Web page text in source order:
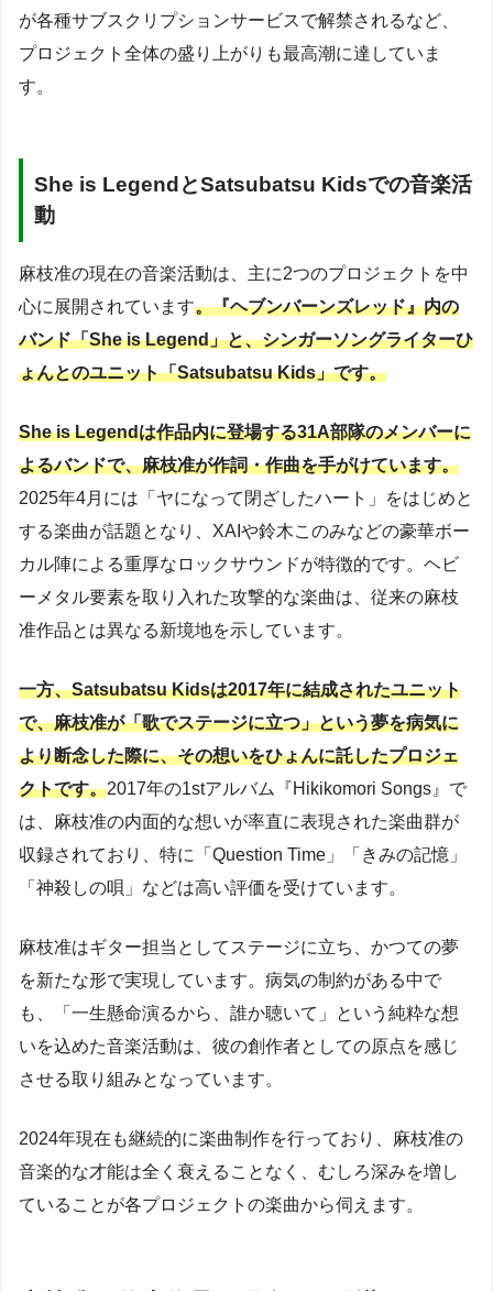
が各種サブスクリプションサービスで解禁されるなど、
プロジェクト全体の盛り上がりも最高潮に達していま
す。
She is LegendとSatsubatsu Kidsでの音楽活
動
麻枝准の現在の音楽活動は、主に2つのプロジェクトを中
心に展開されています。『ヘブンバーンズレッド』内の
バンド「She is Legend」と、シンガーソングライターひ
ょんとのユニット「Satsubatsu Kids」です。
She is Legendは作品内に登場する31A部隊のメンバーに
よるバンドで、麻枝准が作詞・作曲を手がけています。
2025年4月には「ヤになって閉ざしたハート」をはじめと
する楽曲が話題となり、XAIや鈴木このみなどの豪華ボー
カル陣による重厚なロックサウンドが特徴的です。ヘビ
ーメタル要素を取り入れた攻撃的な楽曲は、従来の麻枝
准作品とは異なる新境地を示しています。
一方、Satsubatsu Kidsは2017年に結成されたユニット
で、麻枝准が「歌でステージに立つ」という夢を病気に
より断念した際に、その想いをひょんに託したプロジェ
クトです。2017年の1stアルバム『Hikikomori Songs』で
は、麻枝准の内面的な想いが率直に表現された楽曲群が
収録されており、特に「Question Time」「きみの記憶」
「神殺しの唄」などは高い評価を受けています。
麻枝准はギター担当としてステージに立ち、かつての夢
を新たな形で実現しています。病気の制約がある中で
も、「一生懸命演るから、誰か聴いて」という純粋な想
いを込めた音楽活動は、彼の創作者としての原点を感じ
させる取り組みとなっています。
2024年現在も継続的に楽曲制作を行っており、麻枝准の
音楽的な才能は全く衰えることなく、むしろ深みを増し
ていることが各プロジェクトの楽曲から伺えます。